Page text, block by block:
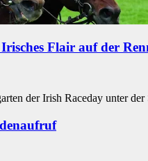
Flair auf der
der Irish Raceday unter